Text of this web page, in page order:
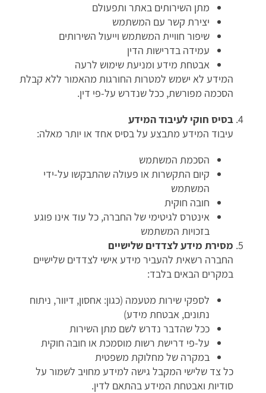
מתן השירותים באתר ותפעולם
יצירת קשר עם המשתמש
שיפור חוויית המשתמש וייעול השירותים
עמידה בדרישות הדין
אבטחת מידע ומניעת שימוש לרעה
המידע לא ישמש למטרות החורגות מהאמור ללא קבלת
הסכמה מפורשת, ככל שנדרש על-פי דין.
בסיס חוקי לעיבוד המידע
עיבוד המידע מתבצע על בסיס אחד או יותר מאלה:
הסכמת המשתמש
קיום התקשרות או פעולה שהתבקשו על-ידי
המשתמש
חובה חוקית
אינטרס לגיטימי של החברה, כל עוד אינו פוגע
בזכויות המשתמש
מסירת מידע לצדדים שלישיים
החברה רשאית להעביר מידע אישי לצדדים שלישיים
במקרים הבאים בלבד:
לספקי שירות מטעמה (כגון: אחסון, דיוור, ניתוח
נתונים, אבטחת מידע)
ככל שהדבר נדרש לשם מתן השירות
על-פי דרישת רשות מוסמכת או חובה חוקית
במקרה של מחלוקת משפטית
כל צד שלישי המקבל גישה למידע מחויב לשמור על
סודיות ואבטחת המידע בהתאם לדין.